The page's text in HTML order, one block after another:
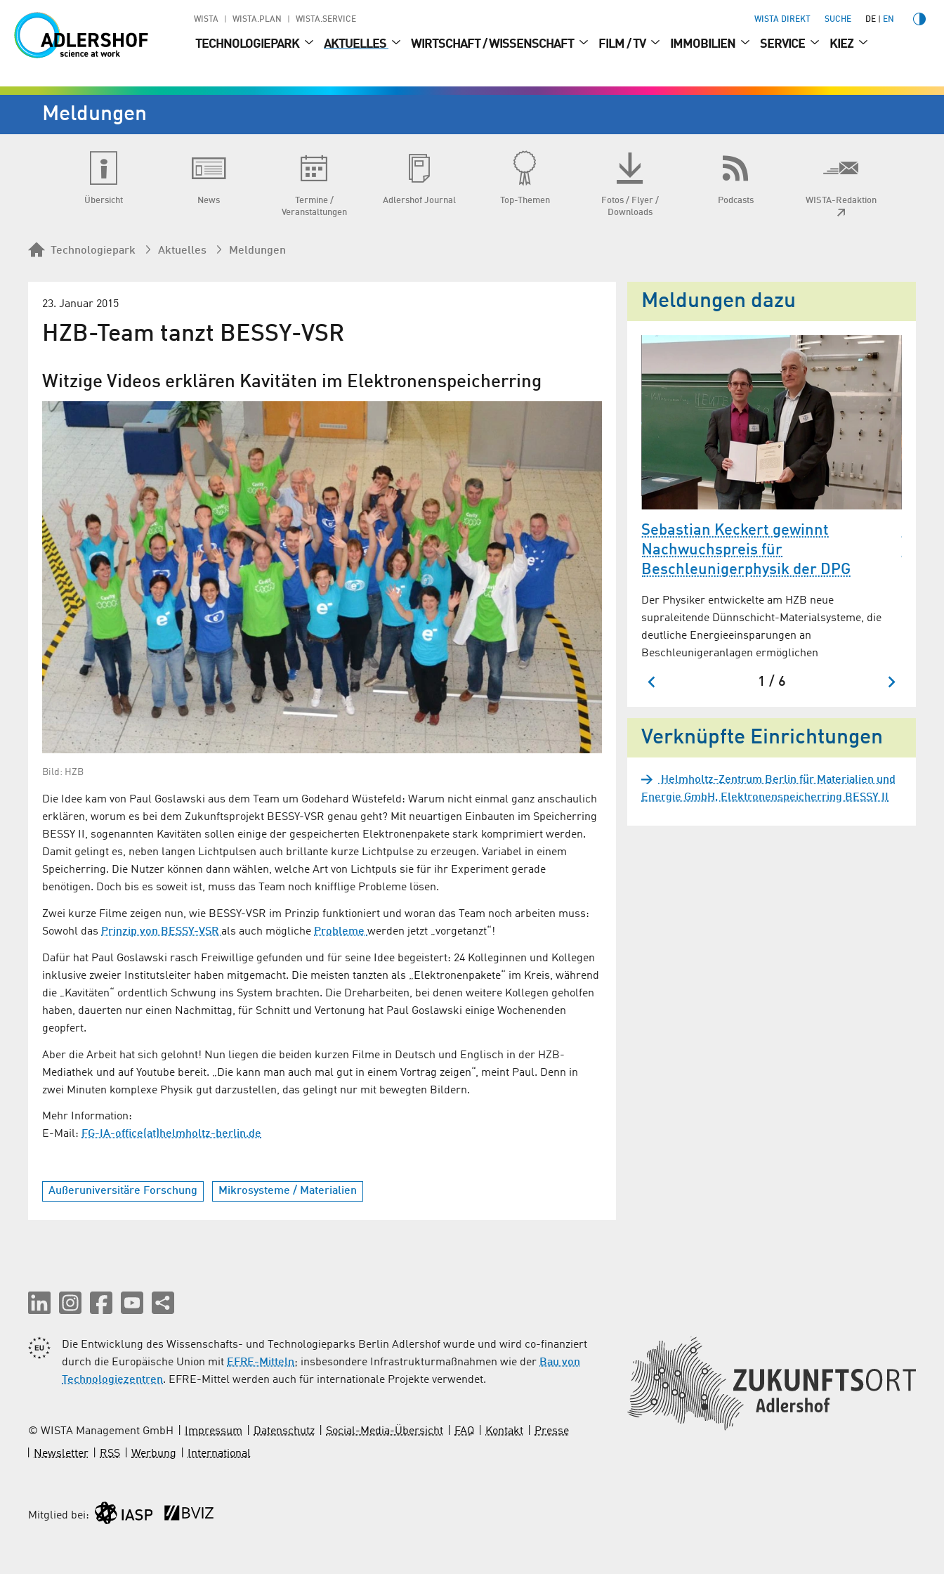
WISTA WISTA.PLAN WISTA.SERVICE WISTA DIREKT SUCHE DE EN
TECHNOLOGIEPARK AKTUELLES WIRTSCHAFT / WISSENSCHAFT FILM / TV IMMOBILIEN SERVICE KIEZ
Meldungen
Übersicht News
Termine /
Veranstaltungen
Adlershof Journal Top-Themen
Fotos / Flyer /
Downloads
Podcasts WISTA-Redaktion
Technologiepark Aktuelles Meldungen
23. Januar 2015
HZB-Team tanzt BESSY-VSR
Witzige Videos erklären Kavitäten im Elektronenspeicherring
Bild: HZB
Die Idee kam von Paul Goslawski aus dem Team um Godehard Wüstefeld: Warum nicht einmal ganz anschaulich
erklären, worum es bei dem Zukunftsprojekt BESSY-VSR genau geht? Mit neuartigen Einbauten im Speicherring
BESSY II, sogenannten Kavitäten sollen einige der gespeicherten Elektronenpakete stark komprimiert werden.
Damit gelingt es, neben langen Lichtpulsen auch brillante kurze Lichtpulse zu erzeugen. Variabel in einem
Speicherring. Die Nutzer können dann wählen, welche Art von Lichtpuls sie für ihr Experiment gerade
benötigen. Doch bis es soweit ist, muss das Team noch knifflige Probleme lösen.
Zwei kurze Filme zeigen nun, wie BESSY-VSR im Prinzip funktioniert und woran das Team noch arbeiten muss:
Sowohl das Prinzip von BESSY-VSR als auch mögliche Probleme werden jetzt „vorgetanzt“!
Dafür hat Paul Goslawski rasch Freiwillige gefunden und für seine Idee begeistert: 24 Kolleginnen und Kollegen
inklusive zweier Institutsleiter haben mitgemacht. Die meisten tanzten als „Elektronenpakete“ im Kreis, während
die „Kavitäten“ ordentlich Schwung ins System brachten. Die Dreharbeiten, bei denen weitere Kollegen geholfen
haben, dauerten nur einen Nachmittag, für Schnitt und Vertonung hat Paul Goslawski einige Wochenenden
geopfert.
Aber die Arbeit hat sich gelohnt! Nun liegen die beiden kurzen Filme in Deutsch und Englisch in der HZB-
Mediathek und auf Youtube bereit. „Die kann man auch mal gut in einem Vortrag zeigen“, meint Paul. Denn in
zwei Minuten komplexe Physik gut darzustellen, das gelingt nur mit bewegten Bildern.
Mehr Information:
E-Mail: FG-IA-office(at)helmholtz-berlin.de
Außeruniversitäre Forschung Mikrosysteme / Materialien
Meldungen dazu
Schöner hat keiner je BESSY erklärt
Fotobildband über Großforschungsanlagen und
Mitarbeiter des Helmholtz-Zentrums erschienen
Mit Katz und Witz zum ultrakurzen
Blitz
HZB-Trickfilme als Wissenschaftsvermittler
Sebastian Keckert gewinnt
Nachwuchspreis für
Beschleunigerphysik der DPG
Der Physiker entwickelte am HZB neue
supraleitende Dünnschicht-Materialsysteme, die
deutliche Energieeinsparungen an
Beschleunigeranlagen ermöglichen
1 / 6
Verknüpfte Einrichtungen
Helmholtz-Zentrum Berlin für Materialien und
Energie GmbH, Elektronenspeicherring BESSY II
Die Entwicklung des Wissenschafts- und Technologieparks Berlin Adlershof wurde und wird co-finanziert
durch die Europäische Union mit EFRE-Mitteln; insbesondere Infrastrukturmaßnahmen wie der Bau von
Technologiezentren. EFRE-Mittel werden auch für internationale Projekte verwendet.
© WISTA Management GmbH Impressum Datenschutz Social-Media-Übersicht FAQ Kontakt
Presse
Newsletter
RSS Werbung International
Mitglied bei: